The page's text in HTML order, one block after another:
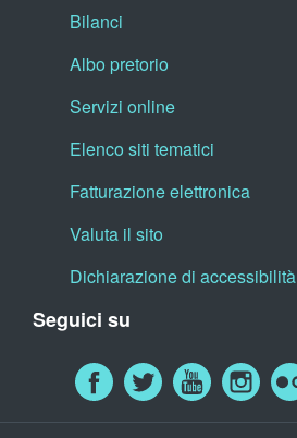
Bilanci
Albo pretorio
Servizi online
Elenco siti tematici
Fatturazione elettronica
Valuta il sito
Dichiarazione di accessibilità
Seguici su